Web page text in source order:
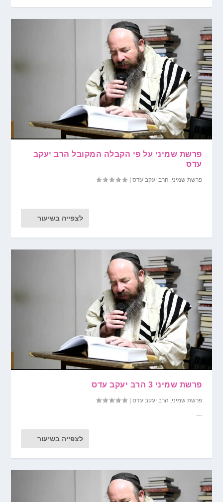
פרשת שמיני על פי הקבלה המקובל הרב יעקב
עדס
פרשת שמיני, הרב יעקב עדס |
לצפייה בשיעור
פרשת שמיני 3 הרב יעקב עדס
פרשת שמיני הרב יעקב עדס |
לצפייה בשיעור